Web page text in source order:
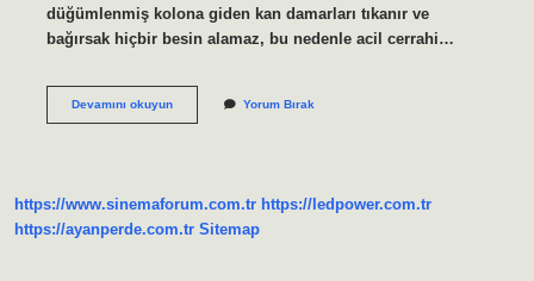
düğümlenmiş kolona giden kan damarları tıkanır ve
bağırsak hiçbir besin alamaz, bu nedenle acil cerrahi…
Devamını okuyunBağırsak
Yorum Bırak
https://www.sinemaforum.com.tr https://ledpower.com.tr
https://ayanperde.com.tr Sitemap